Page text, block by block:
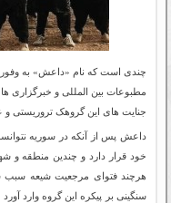
چندی است که نام «داعش» به
مطبوعات بین المللی و خبرگزاری
جنایت های این گروهک تروریستی و
داعش پس از آنکه در سوریه
خود قرار دارد و چندین منطقه و
هرچند فتوای مرجعیت شیعه
سنگینی بر پیکره این گروه وارد